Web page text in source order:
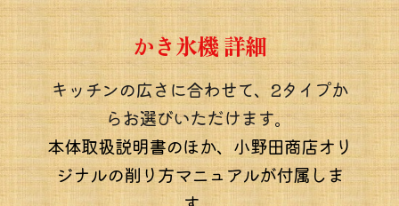
かき氷機 詳細
キッチンの広さに合わせて、2タイプか
らお選びいただけます。
本体取扱説明書のほか、小野田商店オリ
ジナルの削り方マニュアルが付属しま